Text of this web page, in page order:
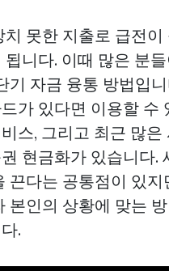
치 못한 지출로 급전이
니다. 이때 많은 분
기 자금 융통 방법입
가 있다면 이용할 수
스, 그리고 최근 많은
현금화가 있습니다.
끈다는 공통점이 있지
본인의 상황에 맞는
.